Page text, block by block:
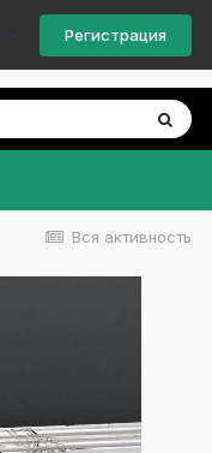
Регистрация
Вся активность